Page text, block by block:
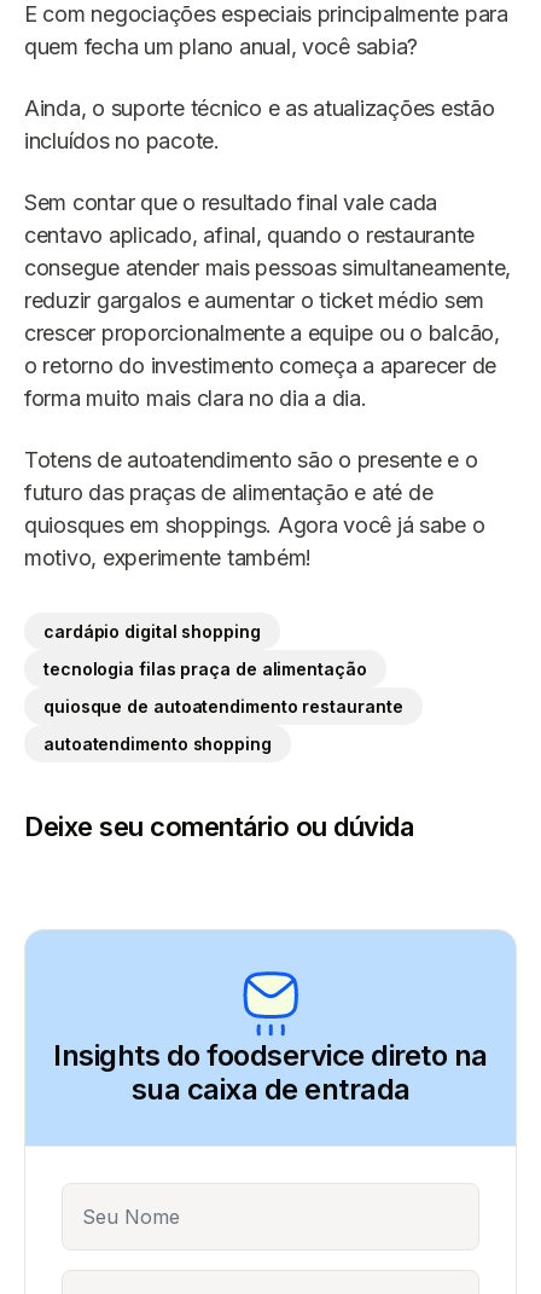
E com negociações especiais principalmente para
quem fecha um plano anual, você sabia?
Ainda, o suporte técnico e as atualizações estão
incluídos no pacote.
Sem contar que o resultado final vale cada
centavo aplicado, afinal, quando o restaurante
consegue atender mais pessoas simultaneamente,
reduzir gargalos e aumentar o ticket médio sem
crescer proporcionalmente a equipe ou o balcão,
o retorno do investimento começa a aparecer de
forma muito mais clara no dia a dia.
Totens de autoatendimento são o presente e o
futuro das praças de alimentação e até de
quiosques em shoppings. Agora você já sabe o
motivo, experimente também!
cardápio digital shopping
tecnologia filas praça de alimentação
quiosque de autoatendimento restaurante
autoatendimento shopping
Deixe seu comentário ou dúvida
Insights do foodservice direto na
sua caixa de entrada